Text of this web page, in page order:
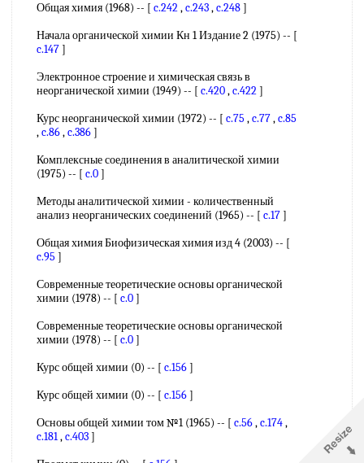
Общая химия (1968) -- [ c.242,c.243,c.248]
Начала органической химии Кн 1 Издание 2 (1975) -- [
c.147]
Электронное строение и химическая связь в
неорганической химии (1949) -- [ c.420,c.422]
Курс неорганической химии (1972) -- [ c.75 ,c.77,c.85
,c.86,c.386]
Комплексные соединения в аналитической химии
(1975) -- [ c.0]
Методы аналитической химии - количественный
анализ неорганических соединений (1965) -- [ c.17]
Общая химия Биофизическая химия изд 4 (2003) -- [
c.95 ]
Современные теоретические основы органической
химии (1978) -- [ c.0]
Современные теоретические основы органической
химии (1978) -- [ c.0]
Курс общей химии (0) -- [ c.156]
Курс общей химии (0) -- [ c.156]
Основы общей химии том №1 (1965) -- [ c.56,c.174,
c.181,c.403]